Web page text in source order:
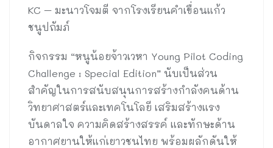
KC – มะนาวโจมตี จากโรงเรียนคำเขื่อนแก้ว
ชนูปถัมภ์
กิจกรรม “หนูน้อยจ้าวเวหา Young Pilot Coding
Challenge : Special Edition” นับเป็นส่วน
สำคัญในการสนับสนุนการสร้างกำลังคนด้าน
วิทยาศาสตร์และเทคโนโลยี เสริมสร้างแรง
บันดาลใจ ความคิดสร้างสรรค์ และทักษะด้าน
อากาศยานให้แก่เยาวชนไทย พร้อมผลักดันให้